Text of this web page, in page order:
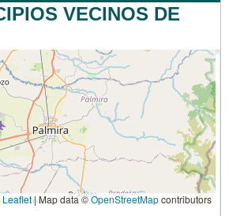
VECINOS DE
Leaflet|Map data ©OpenStreetMapcontributors